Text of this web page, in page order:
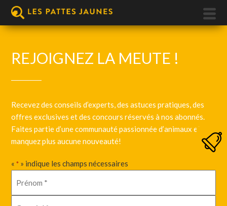
REJOIGNEZ LA MEUTE !
Recevez des conseils d’experts, des astuces pratiques, des
offres exclusives et des concours réservés à nos abonnés.
Faites partie d’une communauté passionnée d’animaux et ne
manquez plus aucune nouveauté!
«* » indique les champs nécessaires